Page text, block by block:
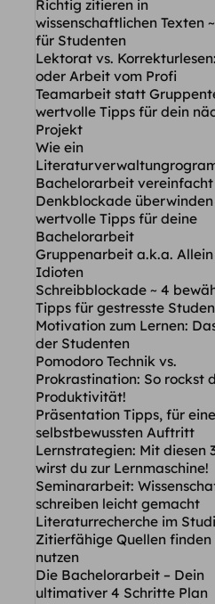
Richtig zitieren in
wissenschaftlichen Texten
für Studenten
Lektorat vs.
oder Arbeit vom Profi
Teamarbeit statt
wertvolle Tipps für dein
Projekt
Wie ein
Bachelorarbeit vereinfacht
Denkblockade überwinden
wertvolle Tipps für deine
Bachelorarbeit
Gruppenarbeit a.k.a.
Idioten
Schreibblockade ~ 4
Tipps für gestresste
Motivation zum Lernen:
der Studenten
Pomodoro Technik vs.
Prokrastination: So rockst
Produktivität!
Präsentation Tipps, für
selbstbewussten Auftritt
Lernstrategien: Mit diesen
wirst du zur Lernmaschine!
Seminararbeit:
schreiben leicht gemacht
Literaturrecherche im
Zitierfähige Quellen finden
nutzen
Die Bachelorarbeit – Dein
ultimativer 4 Schritte Plan